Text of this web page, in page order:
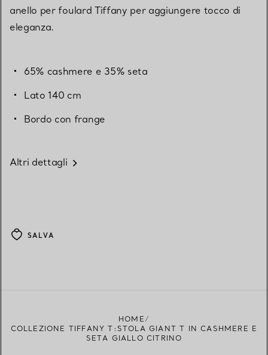
anello per foulard Tiffany per aggiungere tocco di
eleganza.
65% cashmere e 35% seta
Lato 140 cm
Bordo con frange
Altri dettagli
SALVA
HOME
COLLEZIONE TIFFANY T:STOLA GIANT T IN CASHMERE E
SETA GIALLO CITRINO